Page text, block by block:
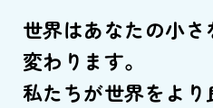
世界はあなたの小さ
変わります。
私たちが世界をより